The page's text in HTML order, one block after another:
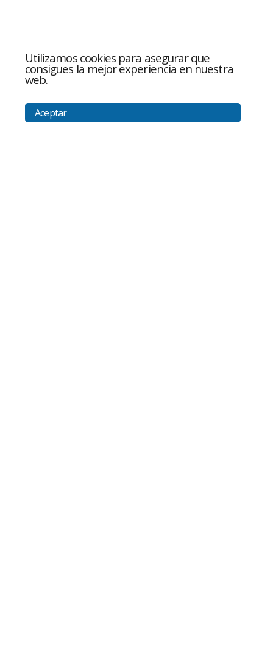
Utilizamos cookies para asegurar que
consigues la mejor experiencia en nuestra
web.
Aceptar